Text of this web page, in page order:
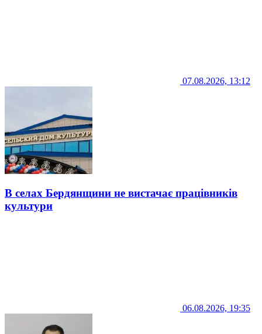
07.08.2026, 13:12
В селах Бердянщини не вистачає працівників
культури
06.08.2026, 19:35